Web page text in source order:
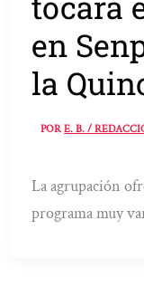
en
la
PORE. B. /
La agrupación
programa muy